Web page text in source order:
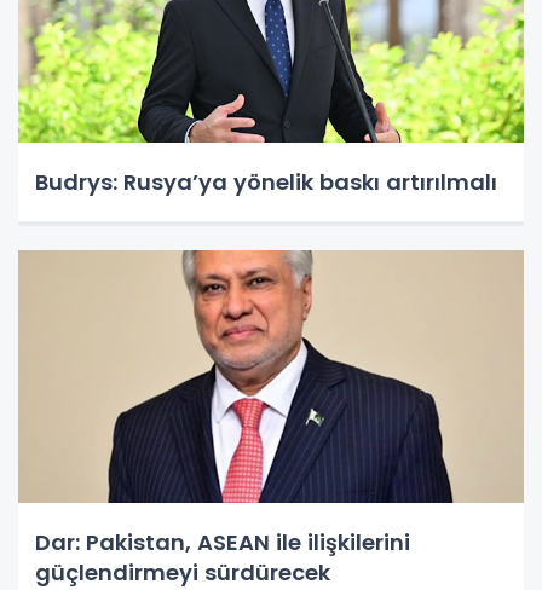
Budrys: Rusya’ya yönelik baskı artırılmalı
Dar: Pakistan, ASEAN ile ilişkilerini
güçlendirmeyi sürdürecek